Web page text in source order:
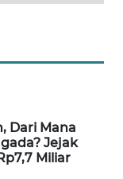
Dari Mana
Jejak
Miliar